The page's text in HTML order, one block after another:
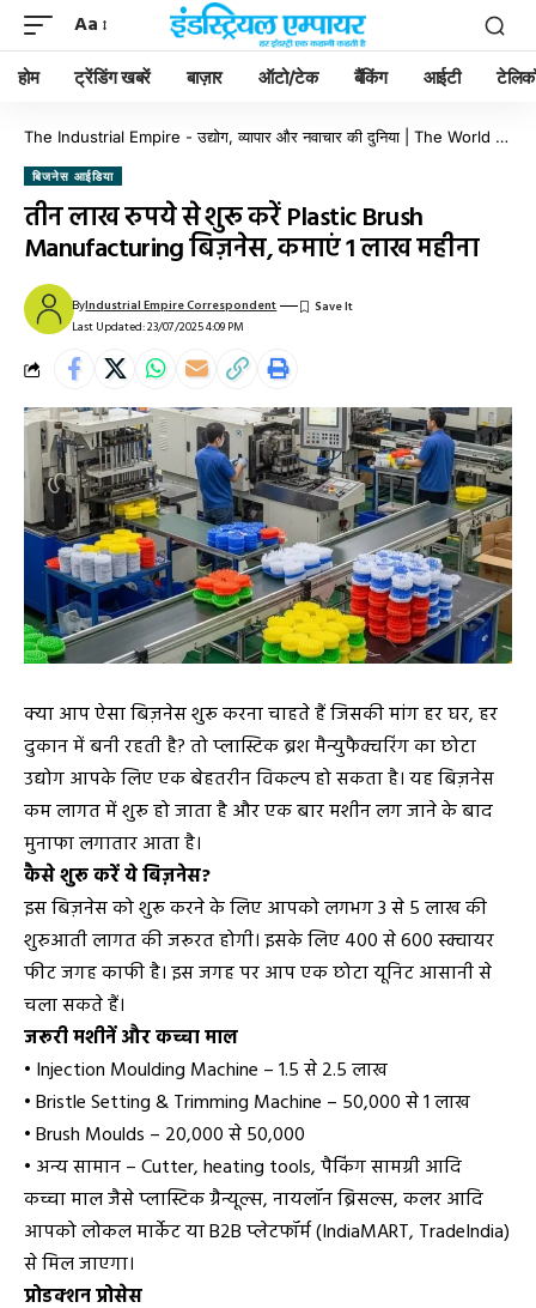
Aa
होम ट्रेंडिंग खबरें बाज़ार ऑटो/टेक बैंकिंग आईटी
The Industrial Empire - उद्योग, व्यापार और नवाचार की दुनिया | The World of Industry, Business & Innovation
बिजनेस आईडिया
तीन लाख रुपये से शुरू करें Plastic Brush
Manufacturing बिज़नेस, कमाएं 1 लाख महीना
Last Updated: 23/07/2025 4:09 PM
ByIndustrial Empire Correspondent
क्या आप ऐसा बिज़नेस शुरू करना चाहते हैं जिसकी मांग हर घर, हर
दुकान में बनी रहती है? तो प्लास्टिक ब्रश मैन्युफैक्चरिंग का छोटा
उद्योग आपके लिए एक बेहतरीन विकल्प हो सकता है। यह बिज़नेस
कम लागत में शुरू हो जाता है और एक बार मशीन लग जाने के बाद
मुनाफा लगातार आता है।
कैसे शुरू करें ये बिज़नेस?
इस बिज़नेस को शुरू करने के लिए आपको लगभग ₹3 से ₹5 लाख की
शुरुआती लागत की जरूरत होगी। इसके लिए 400 से 600 स्क्वायर
फीट जगह काफी है। इस जगह पर आप एक छोटा यूनिट आसानी से
चला सकते हैं।
जरूरी मशीनें और कच्चा माल
• Injection Moulding Machine – ₹1.5 से ₹2.5 लाख
• Bristle Setting & Trimming Machine – ₹50,000 से ₹1 लाख
• Brush Moulds – ₹20,000 से ₹50,000
• अन्य सामान – Cutter, heating tools, पैकिंग सामग्री आदि
कच्चा माल जैसे प्लास्टिक ग्रैन्यूल्स, नायलॉन ब्रिसल्स, कलर आदि
आपको लोकल मार्केट या B2B प्लेटफॉर्म (IndiaMART, TradeIndia)
से मिल जाएगा।
प्रोडक्शन प्रोसेस